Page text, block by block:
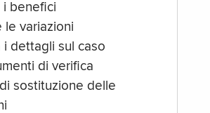
i benefici
le variazioni
i dettagli sul caso
di verifica
sostituzione delle